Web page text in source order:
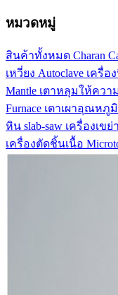
หมวดหมู่
สินค้าทั้งหมด Charan
เหวี่ยง Autoclave เครื่อ
Mantle เตาหลุมให้ควา
Furnace เตาเผาอุณหภู
หิน slab-saw เครื่องเขย่า
เครื่องตัดชิ้นเนื้อ